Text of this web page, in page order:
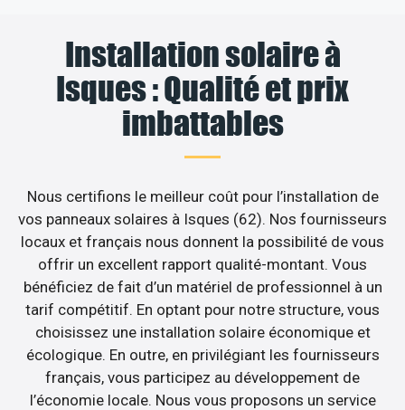
Installation solaire à
Isques : Qualité et prix
imbattables
Nous certifions le meilleur coût pour l’installation de
vos panneaux solaires à Isques (62). Nos fournisseurs
locaux et français nous donnent la possibilité de vous
offrir un excellent rapport qualité-montant. Vous
bénéficiez de fait d’un matériel de professionnel à un
tarif compétitif. En optant pour notre structure, vous
choisissez une installation solaire économique et
écologique. En outre, en privilégiant les fournisseurs
français, vous participez au développement de
l’économie locale. Nous vous proposons un service